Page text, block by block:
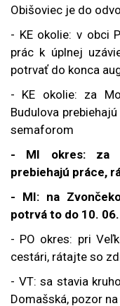
Obišoviec je do
- KE okolie: v obci
prác k úplnej
potrvať do konca
- KE okolie: za
Budulova
semaforom
- MI okres: za
prebiehajú práce,
- MI: na
potrvá to do 10. 06.
- PO okres: pri
cestári, rátajte so
- VT: sa stavia
Domašská, pozor